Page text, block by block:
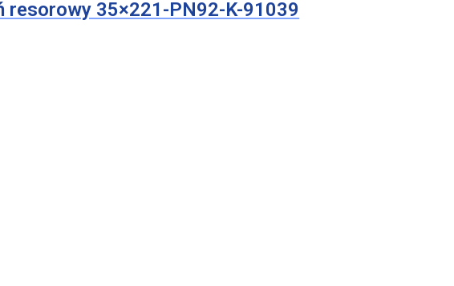
resorowy 35×221-PN92-K-91039